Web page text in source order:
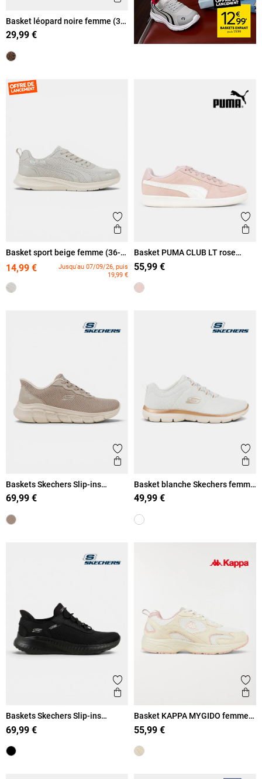
Basket léopard noire femme (36-
41)
29,99 €
Ajouter aux favoris
Aperçu rapide
Basket sport beige femme (36-
42)
14,99 €
Jusqu'au 07/09/26, puis
19,99 €
Basket PUMA CLUB LT rose
femme (36-41)
55,99 €
Ajouter aux favoris
Aperçu rapide
Baskets Skechers Slip-ins
femme (36-41)
69,99 €
Basket blanche Skechers femme
(36-41)
49,99 €
Ajouter aux favoris
Aperçu rapide
Baskets Skechers Slip-ins
femme (36-41)
69,99 €
Basket KAPPA MYGIDO femme
(36-41)
55,99 €